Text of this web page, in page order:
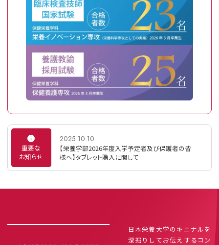
重要な
お知らせ
2025.10.10
【栄養学部2026年度入学予定者及び保護者の皆
様へ】タブレット購入に関して
日本栄養大学のキニナルを
深掘りしてお伝えするコン